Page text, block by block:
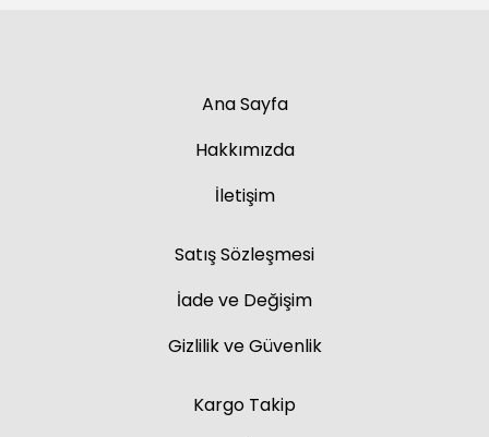
Ana Sayfa
Hakkımızda
İletişim
Satış Sözleşmesi
İade ve Değişim
Gizlilik ve Güvenlik
Kargo Takip